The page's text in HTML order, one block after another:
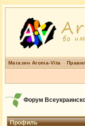
Магазин Aroma-Vita
Форум
Профиль